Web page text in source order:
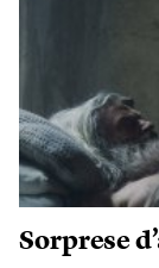
Sorprese